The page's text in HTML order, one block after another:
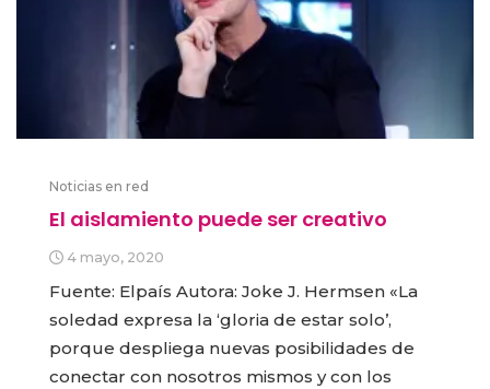
Noticias en red
El aislamiento puede ser creativo
4 mayo, 2020
Fuente: Elpaís Autora: Joke J. Hermsen «La
soledad expresa la ‘gloria de estar solo’,
porque despliega nuevas posibilidades de
conectar con nosotros mismos y con los